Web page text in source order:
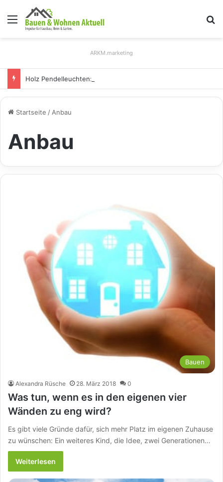
Menü
ARKM.marketing
Startseite / Anbau
Anbau
Bauen
Alexandra Rüsche 28. März 2018 0
Was tun, wenn es in den eigenen vier
Wänden zu eng wird?
Es gibt viele Gründe dafür, sich mehr Platz im eigenen Zuhause
zu wünschen: Ein weiteres Kind, die Idee, zwei Generationen…
Weiterlesen